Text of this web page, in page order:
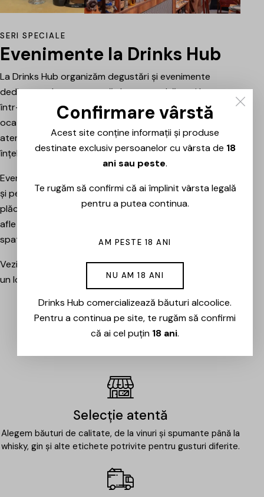
SERI SPECIALE
Evenimente la Drinks Hub
La Drinks Hub organizăm degustări și evenimente
dedicate celor care vor să descopere băuturi bune
într-o atmosferă relaxată. Fiecare întâlnire este o
ocazie de a explora vinuri, spumante sau alte băuturi
atent alese, prezentate și explicate pe scurt pentru a
înțelege mai bine stilul, originea și caracterul fiecăruia.
Evenimentele sunt potrivite atât pentru pasionați, cât
și pentru cei care vor pur și simplu să petreacă o seară
plăcută între prieteni, să descopere băuturi noi și să
afle mai multe despre cramele sau producătorii din
spatele lor.
Vezi evenimentele organizate de Drinks Hub și rezervă
un loc la următoarea degustare.
EVENIMENTE
Selecție atentă
Alegem băuturi de calitate, de la vinuri și spumante până la
whisky, gin și alte etichete potrivite pentru gusturi diferite.
Confirmare vârstă
Acest site conține informații și produse
destinate exclusiv persoanelor cu vârsta de 18
ani sau peste.
Te rugăm să confirmi că ai împlinit vârsta legală
pentru a putea continua.
AM PESTE 18 ANI
NU AM 18 ANI
Drinks Hub comercializează băuturi alcoolice.
Pentru a continua pe site, te rugăm să confirmi
că ai cel puțin 18 ani.